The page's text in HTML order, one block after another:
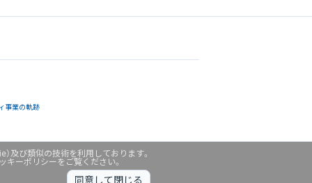
及び類似の技術を利用しております。
キーポリシーをご覧ください。
同意して閉じる
事業の軌跡